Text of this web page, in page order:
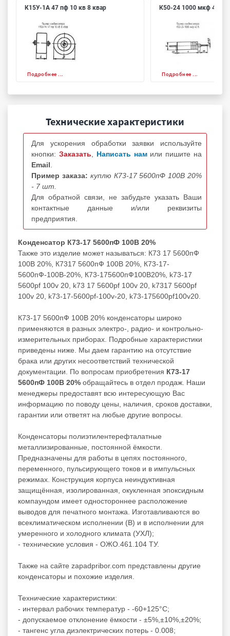
К15У-1А 47 пф 10 кв 8 квар
Подробнее ...
К50-24 1000 мкф 40 в
Подробнее ...
Технические характеристики
Для ускорения обработки заявки используйте
кнопки: Заказать Написать нам или пишите на
Email
Пример заказа: куплю К73-17 5600пФ 100В 20%
- 7 шт.
Для обратной связи, не забудьте указать Ваши
контактные данные и/или реквизиты
предприятия.
Конденсатор К73-17 5600пФ 100В 20%
Также это изделие может называться: К73 17 5600пФ
100В 20%, К7317 5600пФ 100В 20%, К73-17-
5600пФ-100В-20%, К73-175600пФ100В20%, k73-17
5600pf 100v 20, k73 17 5600pf 100v 20, k7317 5600pf
100v 20, k73-17-5600pf-100v-20, k73-175600pf100v20.
К73-17 5600пФ 100В 20% конденсаторы широко
применяются в разных электро-, радио- и контрольно-
измерительных приборах. Подробные характеристики
приведены ниже. Мы даем гарантию на отсутствие
брака или других несоответствий технической
документации. По вопросам приобретения К73-17
5600пФ 100В 20% обращайтесь в отдел продаж. Наши
менеджеры предоставят всю интересующую Вас
информацию по поводу цены, наличия, сроков доставки,
гарантии или ответят на любые другие вопросы.
Конденсаторы полиэтилентерефталатные
металлизированные, постоянной ёмкости.
Предназначены для работы в цепях постоянного,
переменного, пульсирующего токов и в импульсных
режимах. Конструкция корпуса неиндуктивная
защищённая, изолированная, окукленная эпоксидным
компаундом имеет одностороннее расположение
выводов для печатного монтажа. Изготавливаются во
всеклиматическом исполнении (В) и в исполнении для
умеренного и холодного климата (УХЛ);
- технические условия - ОЖО.461.104 ТУ.
Также на сайте zapadpribor.com представлены другие
конденсаторы и похожие изделия.
Технические характеристики:
- интервал рабочих температур - -60+125°C;
- допускаемое отклонение ёмкости - ±5%,±10%,±20%;
- тангенс угла диэлектрических потерь - 0.008;